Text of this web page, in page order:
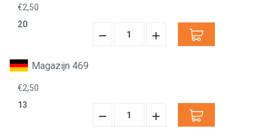
€2,50
20
Hoeveelheid
Hoeveelheid
Magazijn 469
€2,50
13
Hoeveelheid
Hoeveelheid